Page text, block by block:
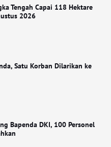
Tengah Capai 118 Hektare
2026
Satu Korban Dilarikan ke
Bapenda DKI, 100 Personel